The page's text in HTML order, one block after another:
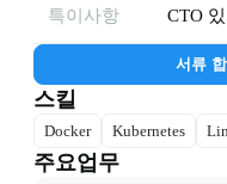
특이사항
CTO
서류
스킬
Docker Kubernetes
주요업무